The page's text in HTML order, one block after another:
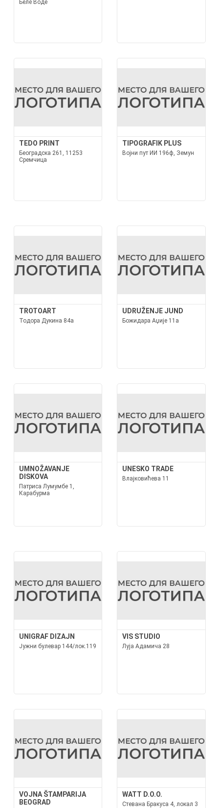
Беле Воде
TEDO PRINT
Београдска 261, 11253
Сремчица
TIPOGRAFIK PLUS
Војни пут ИИ 196ф, Земун
TROTOART
Тодора Дукина 84а
UDRUŽENJE JUND
Божидара Аџије 11а
UMNOŽAVANJE
DISKOVA
Патриса Лумумбе 1,
Карабурма
UNESKO TRADE
Влајковићева 11
UNIGRAF DIZAJN
Јужни булевар 144/лок.119
VIS STUDIO
Луја Адамича 28
VOJNA ŠTAMPARIJA
BEOGRAD
WATT D.O.O.
Стевана Бракуса 4, локал 3